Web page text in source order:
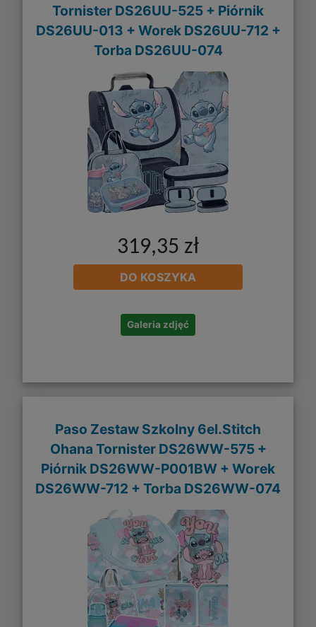
Tornister DS26UU-525 + Piórnik
DS26UU-013 + Worek DS26UU-712 +
Torba DS26UU-074
319,35 zł
DO KOSZYKA
Galeria zdjęć
Paso Zestaw Szkolny 6el.Stitch
Ohana Tornister DS26WW-575 +
Piórnik DS26WW-P001BW + Worek
DS26WW-712 + Torba DS26WW-074